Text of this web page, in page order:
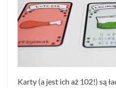
Karty (a jest ich aż 102!) są